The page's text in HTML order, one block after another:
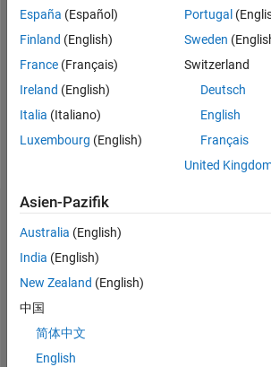
Programming
C++,
C,
C#,
Spoken
Languages:
Jaeseok's
MATLAB
Answers
Abzeichen
España (Español)
Finland (English)
France (Français)
Ireland (English)
Italia (Italiano)
Luxembourg (English)
Portugal
Sweden
Switzerland
Deutsch
English
Français
United
Asien-Pazifik
Australia (English)
India (English)
New Zealand (English)
中国
简体中文
English